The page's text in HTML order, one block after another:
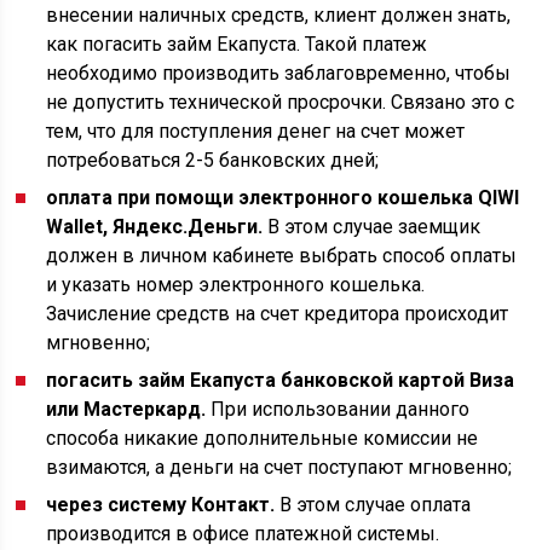
внесении наличных средств, клиент должен знать,
как погасить займ Екапуста. Такой платеж
необходимо производить заблаговременно, чтобы
не допустить технической просрочки. Связано это с
тем, что для поступления денег на счет может
потребоваться 2-5 банковских дней;
оплата при помощи электронного кошелька QIWI
Wallet, Яндекс.Деньги. В этом случае заемщик
должен в личном кабинете выбрать способ оплаты
и указать номер электронного кошелька.
Зачисление средств на счет кредитора происходит
мгновенно;
погасить займ Екапуста банковской картой Виза
или Мастеркард. При использовании данного
способа никакие дополнительные комиссии не
взимаются, а деньги на счет поступают мгновенно;
через систему Контакт. В этом случае оплата
производится в офисе платежной системы.